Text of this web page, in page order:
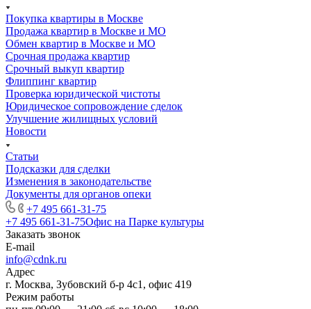
Покупка квартиры в Москве
Продажа квартир в Москве и МО
Обмен квартир в Москве и МО
Срочная продажа квартир
Срочный выкуп квартир
Флиппинг квартир
Проверка юридической чистоты
Юридическое сопровождение сделок
Улучшение жилищных условий
Новости
Статьи
Подсказки для сделки
Изменения в законодательстве
Документы для органов опеки
+7 495 661-31-75
+7 495 661-31-75Офис на Парке культуры
Заказать звонок
E-mail
info@cdnk.ru
Адрес
г. Москва, Зубовский б-р 4с1, офис 419
Режим работы